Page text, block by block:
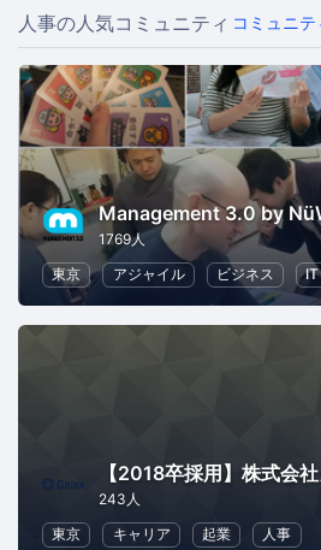
人事の人気コミュニティ コミュニ
1769人
東京
アジャイル ビジネス IT
243人
東京
キャリア 起業 人事